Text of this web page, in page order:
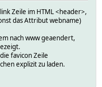
Zeile im HTML <header>,
das Attribut webname)
nach www geaendert,
favicon Zeile
explizit zu laden.